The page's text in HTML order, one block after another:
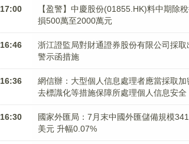
17:00
【盈警】中慶股份(01855.HK)料中期除
損500萬至2000萬元
16:46
浙江證監局對財通證券股份有限公司採取
警示函措施
16:36
網信辦：大型個人信息處理者應當採取加
去標識化等措施保障所處理個人信息安全
16:30
國家外匯局：7月末中國外匯儲備規模
美元 升幅0.07%